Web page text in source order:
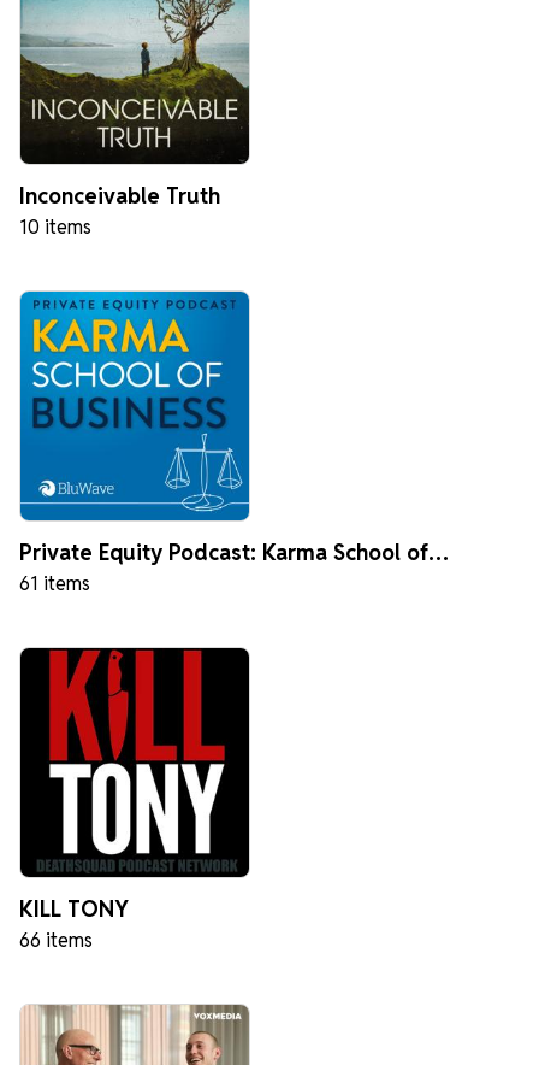
Inconceivable Truth
10 items
Private Equity Podcast: Karma School of
Business
61 items
KILL TONY
66 items